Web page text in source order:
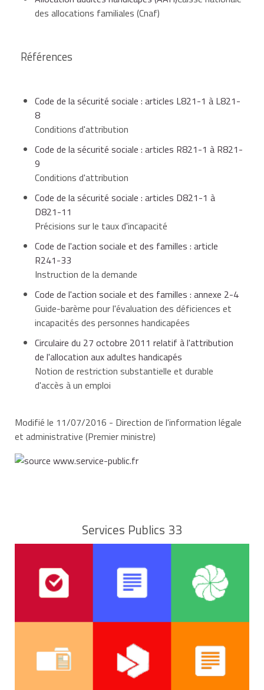
24 253,80 €
29 104,56 €
Les ressources prises en compte sont l'ensemble des
revenus nets catégorielsN-2 (soit l'année 2014 pour
les demandes effectuées en 2016).
des allocations familiales (Cnaf)
Références
Code de la sécurité sociale : articles L821-1 à L821-
8
Conditions d'attribution
Code de la sécurité sociale : articles R821-1 à R821-
9
Conditions d'attribution
Code de la sécurité sociale : articles D821-1 à
D821-11
Précisions sur le taux d'incapacité
Code de l'action sociale et des familles : article
R241-33
Instruction de la demande
Code de l'action sociale et des familles : annexe 2-4
Guide-barème pour l'évaluation des déficiences et
incapacités des personnes handicapées
Circulaire du 27 octobre 2011 relatif à l'attribution
de l'allocation aux adultes handicapés
Notion de restriction substantielle et durable
d'accès à un emploi
Modifié le 11/07/2016 - Direction de l'information légale
et administrative (Premier ministre)
Services Publics 33